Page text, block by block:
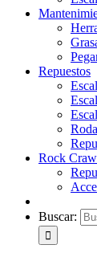
Repuestos
Rock
Buscar: